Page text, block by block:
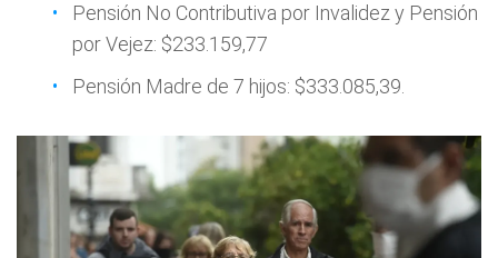
Pensión No Contributiva por Invalidez y Pensión
por Vejez: $233.159,77
Pensión Madre de 7 hijos: $333.085,39.